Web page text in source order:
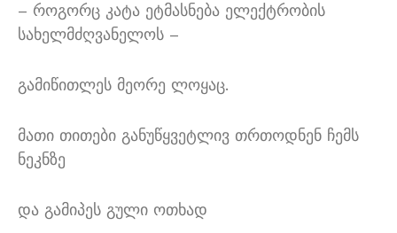
– როგორც კატა ეტმასნება ელექტრობის
სახელმძღვანელოს –
გამიწითლეს მეორე ლოყაც.
მათი თითები განუწყვეტლივ თრთოდნენ ჩემს
ნეკნზე
და გამიპეს გული ოთხად